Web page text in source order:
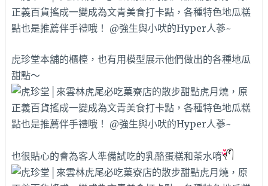
虎珍堂本舖的櫃檯，也有用模型展示他們做出的各種地瓜
甜點～
也很貼心的會為客人準備試吃的乳酪蛋糕和茶水唷